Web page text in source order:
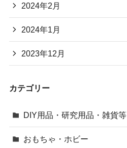
2024年2月
2024年1月
2023年12月
カテゴリー
DIY用品・研究用品・雑貨等
おもちゃ・ホビー